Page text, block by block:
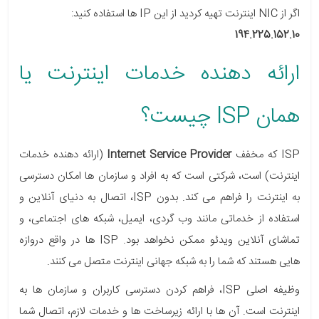
اگر ازNIC اینترنت تهیه کردید از این IP ها استفاده کنید:
194.225.152.10
ارائه دهنده خدمات اینترنت یا
همان ISP چیست؟
ISP که مخففInternet Service Provider (ارائه دهنده خدمات
اینترنت) است، شرکتی است که به افراد و سازمان ها امکان دسترسی
به اینترنت را فراهم می کند. بدون ISP، اتصال به دنیای آنلاین و
استفاده از خدماتی مانند وب گردی، ایمیل، شبکه های اجتماعی، و
تماشای آنلاین ویدئو ممکن نخواهد بود. ISP ها در واقع دروازه
هایی هستند که شما را به شبکه جهانی اینترنت متصل می کنند.
وظیفه اصلی ISP، فراهم کردن دسترسی کاربران و سازمان ها به
اینترنت است. آن ها با ارائه زیرساخت ها و خدمات لازم، اتصال شما